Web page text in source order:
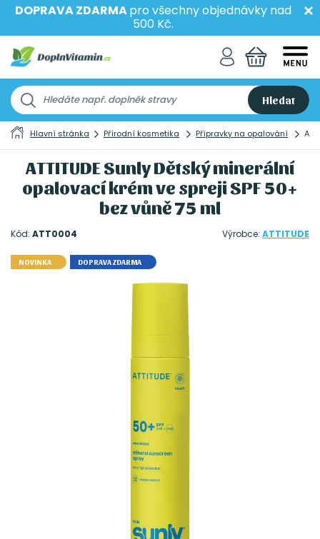
DOPRAVA ZDARMApro všechny objednávky nad
500 Kč.
Hledat
Hlavní stránka Přírodní kosmetika Přípravky na opalování
ATTITUDE Sunly Dětský minerální
opalovací krém ve spreji SPF 50+
bez vůně 75 ml
Kód: ATT0004 Výrobce: ATTITUDE
NOVINKA DOPRAVA ZDARMA